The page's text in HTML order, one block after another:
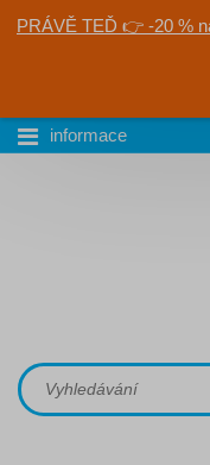
PRÁVĚ TEĎ 👉 -20 %
informace